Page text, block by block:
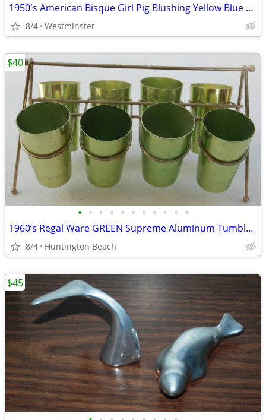
1950's American Bisque Girl Pig Blushing Yellow Blue Cookie Jar
8/4 Westminster
• • • • • • • • • • •
1960’s Regal Ware GREEN Supreme Aluminum Tumblers 8 with Rack 10 Oz
8/4 Huntington Beach
$40
$45